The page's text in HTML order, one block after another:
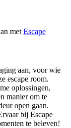
met Escape
aan, voor wie
escape room.
oplossingen,
manier om te
open gaan.
bij Escape
te beleven!